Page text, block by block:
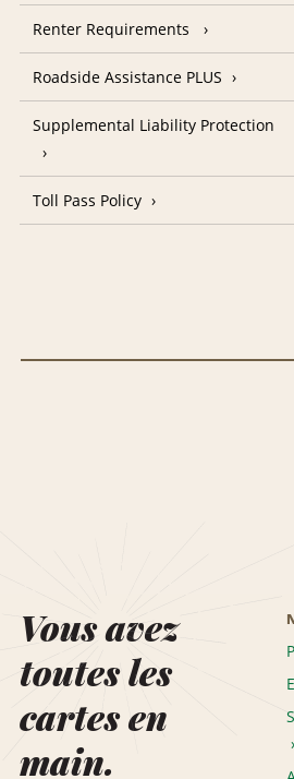
Renter Requirements
Roadside Assistance PLUS
Supplemental Liability Protection
Toll Pass Policy
Vous avez
toutes les
cartes en
main.